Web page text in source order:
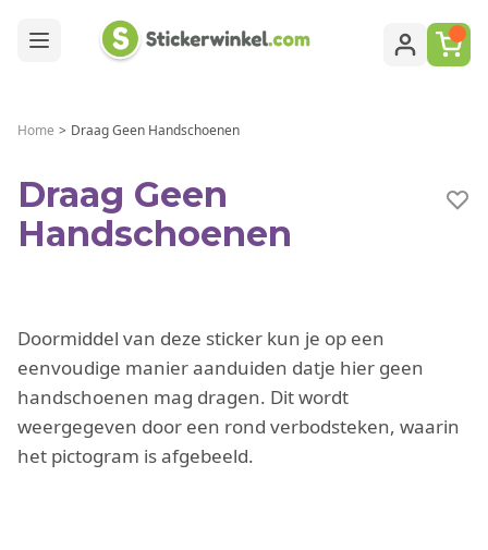
Home > Draag Geen Handschoenen
Draag Geen
Handschoenen
Doormiddel van deze sticker kun je op een
eenvoudige manier aanduiden datje hier geen
handschoenen mag dragen. Dit wordt
weergegeven door een rond verbodsteken, waarin
het pictogram is afgebeeld.